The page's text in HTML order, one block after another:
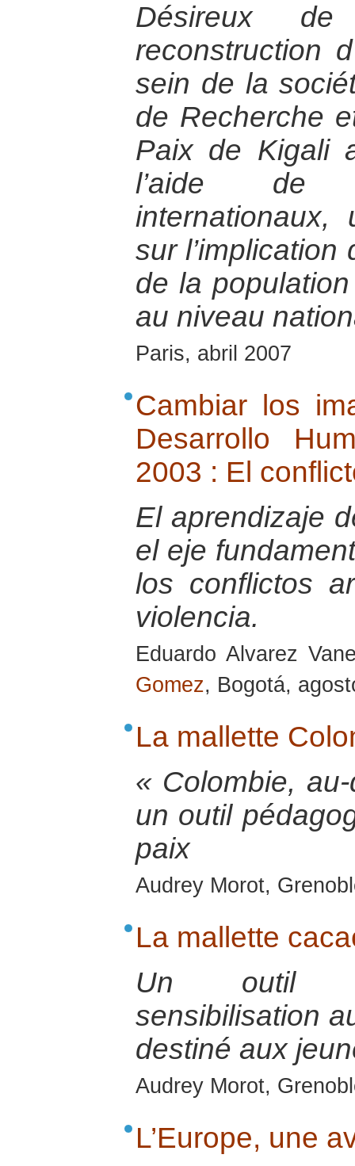
Désireux
reconstruction
sein de la
de Recherche
Paix de Kigali
l’aide de
internationaux,
sur
de la
au niveau
Paris, abril 2007
Cambiar los
Desarrollo
2003 : El
El aprendizaje
el eje
los conflictos
violencia.
Eduardo Alvarez
Gomez, Bogotá,
La mallette
« Colombie,
un outil
paix
Audrey Morot,
La mallette
Un outil
sensibilisation
destiné aux
Audrey Morot,
L’Europe, une